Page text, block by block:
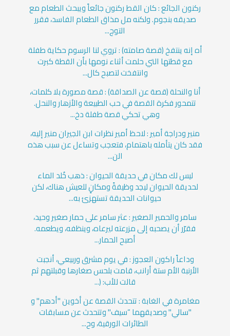
ركنون الجائع : كان القط ركنون جائعاً ويبحث الطعام مع
صديقه بنجوم. ولكنه مل مذاق الطعام الفاسد، فقرر
التوج...
أه إنه ينتفخ (قصة صامته) : تروي لنا الرسوم حكاية طفلة
مع قطتها التي حلمت أثناء نومها بأن القطة كبرت
وانتفخت لتصبح كال...
أنا والنحلة (قصة عن الصداقة) : قصة مصورة بلا كلمات،
تتمحور فكرة القصة في حب الطبيعة والأزهار والنحل.
وهي تحكي قصة طفلة دخ...
منير ودراجة أمير : لاحظ أمير نظرات ابن الجيران منير إليه،
فقد كان يتأمله باهتمام، فتعجب وتساءل عن سبب هذه
الن...
ليس لك مكان في حديقة الحيوان : ذهب خُلد الماء
لحديقة الحيوان ليجد وظيفةً ومكانٍ للعيش هناك، لكن
حيوانات الحديقة تستهزئ به...
سامر والحمير الصغير : عثر سامر على حمار صغير وحيد،
فقرّر أن يصحبه إلى مزرعته ليرعاه، وينظفه، ويطعمه.
أصبح الحمار...
وداعاً راكون العجوز : في يوم مشرق وربيعي، أنجبت
الأرنبة الأم ستة أرانب، قامت بلحس صغارها وقبلتهم ثم
قالت للأب: (...
مغامرة في الغابة : تتحدث القصة عن أخوين "أدهم" و
"سالي" وصديقهما “سيف" وتتحدث عن مسابقات
الطائرات الورقية، وح...